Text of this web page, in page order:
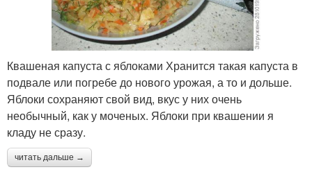
Квашеная капуста с яблоками Хранится такая капуста в
подвале или погребе до нового урожая, а то и дольше.
Яблоки сохраняют свой вид, вкус у них очень
необычный, как у моченых. Яблоки при квашении я
кладу не сразу.
читать дальше →